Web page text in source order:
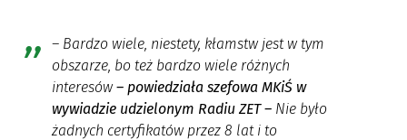
– Bardzo wiele, niestety, kłamstw jest w tym
obszarze, bo też bardzo wiele różnych
interesów– powiedziała szefowa MKiŚ w
wywiadzie udzielonym Radiu ZET – Nie było
żadnych certyfikatów przez 8 lat i to